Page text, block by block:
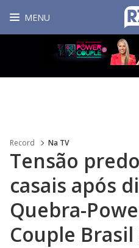
MENU
Record Na TV
Tensão
casais após
Quebra-
Couple Brasil